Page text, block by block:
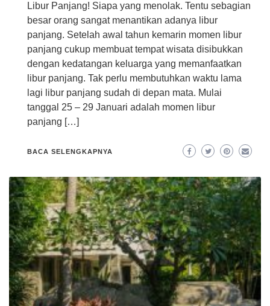
Libur Panjang! Siapa yang menolak. Tentu sebagian
besar orang sangat menantikan adanya libur
panjang. Setelah awal tahun kemarin momen libur
panjang cukup membuat tempat wisata disibukkan
dengan kedatangan keluarga yang memanfaatkan
libur panjang. Tak perlu membutuhkan waktu lama
lagi libur panjang sudah di depan mata. Mulai
tanggal 25 – 29 Januari adalah momen libur
panjang […]
BACA SELENGKAPNYA